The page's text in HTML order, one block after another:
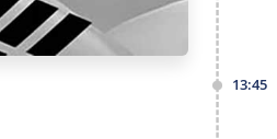
13:45